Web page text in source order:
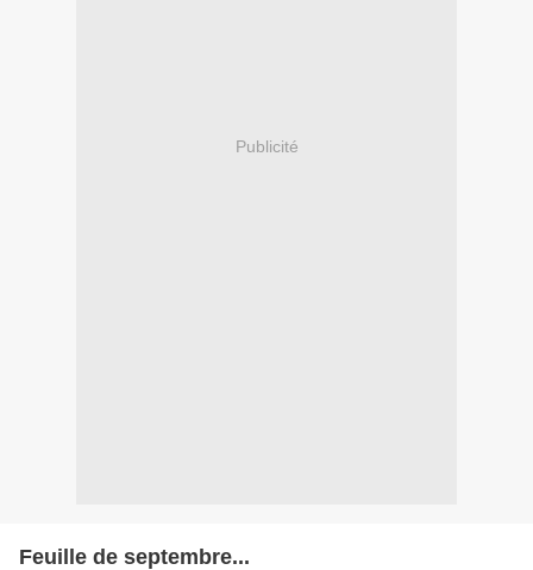
Publicité
Feuille de septembre...